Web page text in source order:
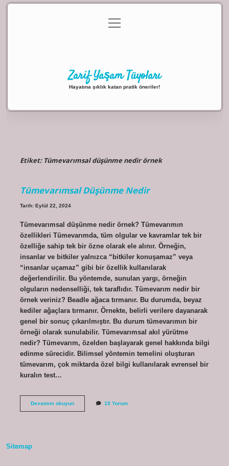
Gizlilik Politikası
menüyü
aç
Zarif Yaşam Tüyoları
Hayatına şıklık katan pratik öneriler!
Etiket: Tümevarımsal düşünme nedir örnek
Tümevarımsal Düşünme Nedir
Tarih: Eylül 22, 2024
Tümevarımsal düşünme nedir örnek? Tümevarımın
özellikleri Tümevarımda, tüm olgular ve kavramlar tek bir
özelliğe sahip tek bir özne olarak ele alınır. Örneğin,
insanlar ve bitkiler yalnızca “bitkiler konuşamaz” veya
“insanlar uçamaz” gibi bir özellik kullanılarak
değerlendirilir. Bu yöntemde, sunulan yargı, örneğin
olguların nedenselliği, tek taraflıdır. Tümevarım nedir bir
örnek veriniz? Beadle ağaca tırmanır. Bu durumda, beyaz
kediler ağaçlara tırmanır. Örnekte, belirli verilere dayanarak
genel bir sonuç çıkarılmıştır. Bu durum tümevarımın bir
örneği olarak sunulabilir. Tümevarımsal akıl yürütme
nedir? Tümevarım, özelden başlayarak genel hakkında bilgi
edinme sürecidir. Bilimsel yöntemin temelini oluşturan
tümevarım, çok miktarda özel bilgi kullanılarak evrensel bir
kuralın test…
Devamını okuyunTümevarımsal10 Yorum
Sitemap